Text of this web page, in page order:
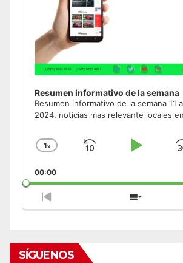
Resumen informativo de la semana
Resumen informativo de la semana 11
2024, noticias mas relevante locales
Change
Rate
1x
Skip
Play
00:00
Previous
Episode
Show
SÍGUENOS